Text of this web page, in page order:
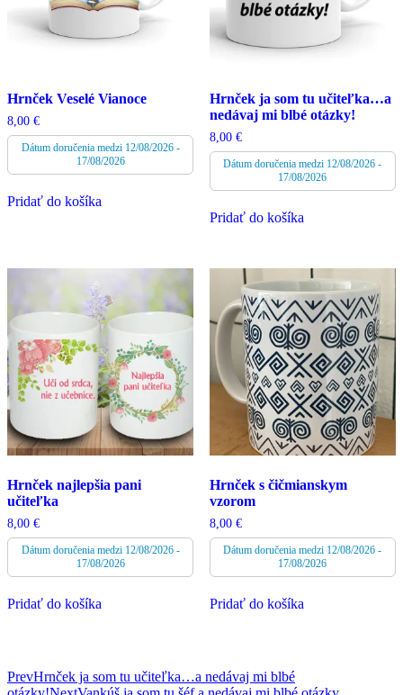
Hrnček Veselé Vianoce
8,00 €
Dátum doručenia medzi 12/08/2026 -
17/08/2026
Pridať do košíka
Hrnček ja som tu učiteľka…a
nedávaj mi blbé otázky!
8,00 €
Dátum doručenia medzi 12/08/2026 -
17/08/2026
Pridať do košíka
Hrnček najlepšia pani
učiteľka
8,00 €
Dátum doručenia medzi 12/08/2026 -
17/08/2026
Pridať do košíka
Hrnček s čičmianskym
vzorom
8,00 €
Dátum doručenia medzi 12/08/2026 -
17/08/2026
Pridať do košíka
Post
PrevHrnček ja som tu učiteľka…a nedávaj mi blbé